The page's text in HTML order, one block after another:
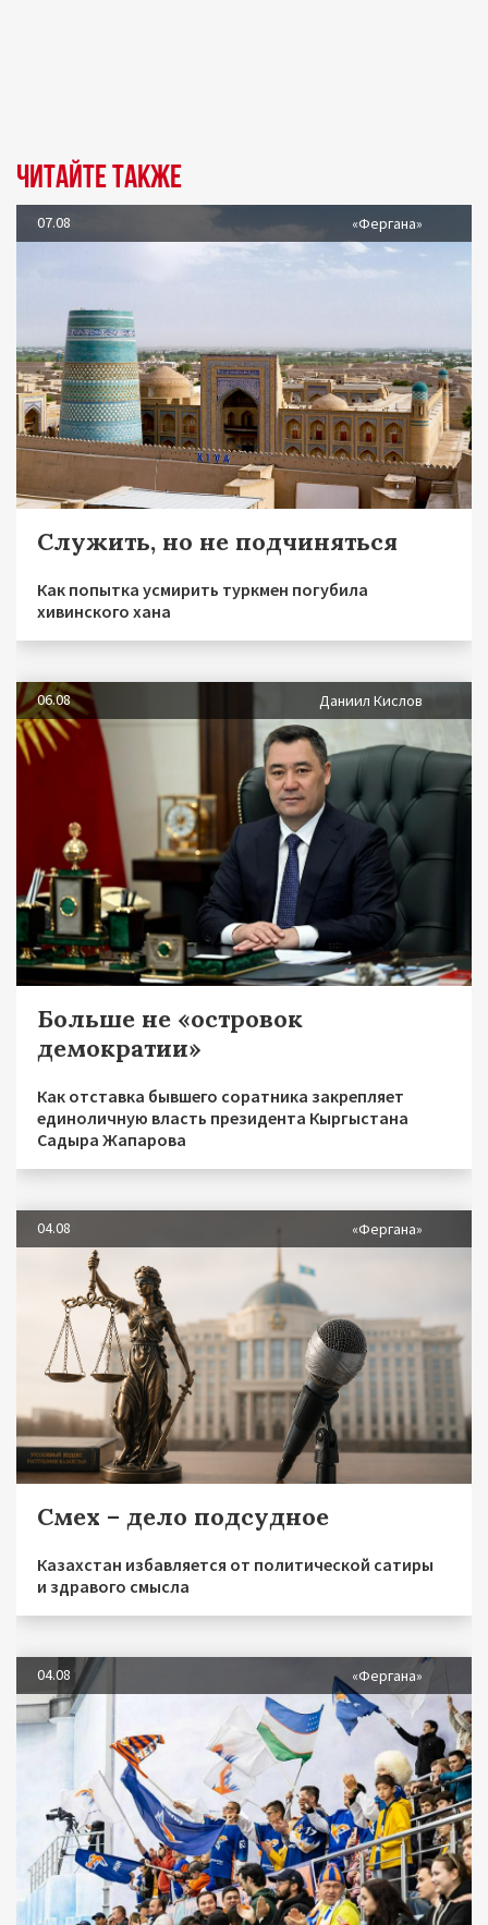
Читайте также
07.08 «Фергана»
Служить, но не подчиняться
Как попытка усмирить туркмен погубила
хивинского хана
06.08 Даниил Кислов
Больше не «островок
демократии»
Как отставка бывшего соратника закрепляет
единоличную власть президента Кыргыстана
Садыра Жапарова
04.08 «Фергана»
Смех – дело подсудное
Казахстан избавляется от политической сатиры
и здравого смысла
04.08 «Фергана»